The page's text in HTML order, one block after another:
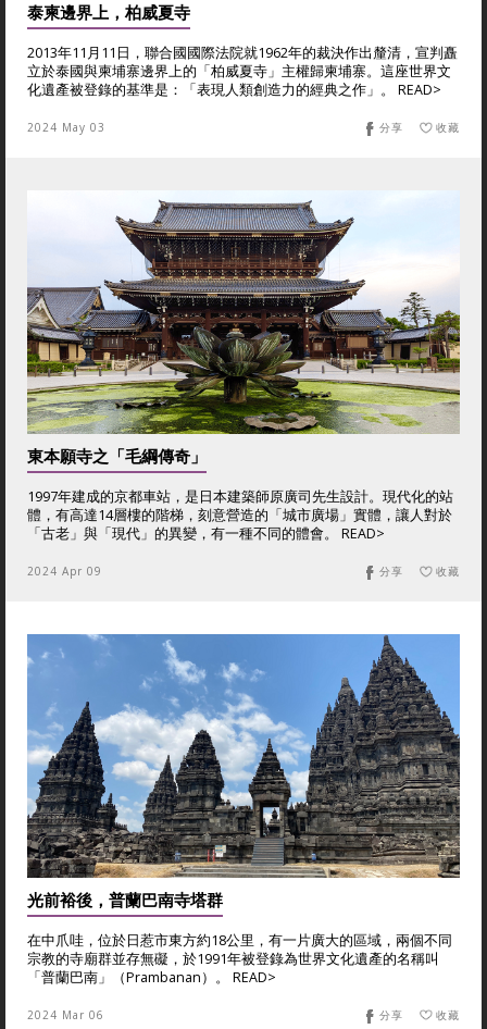
泰柬邊界上，柏威夏寺
2013年11月11日，聯合國國際法院就1962年的裁決作出釐清，宣判矗
立於泰國與柬埔寨邊界上的「柏威夏寺」主權歸柬埔寨。這座世界文
化遺產被登錄的基準是：「表現人類創造力的經典之作」。 READ>
2024 May 03 收藏
分享
東本願寺之「毛綱傳奇」
1997年建成的京都車站，是日本建築師原廣司先生設計。現代化的站
體，有高達14層樓的階梯，刻意營造的「城市廣場」實體，讓人對於
「古老」與「現代」的異變，有一種不同的體會。 READ>
2024 Apr 09 收藏
分享
光前裕後，普蘭巴南寺塔群
在中爪哇，位於日惹市東方約18公里，有一片廣大的區域，兩個不同
宗教的寺廟群並存無礙，於1991年被登錄為世界文化遺產的名稱叫
「普蘭巴南」（Prambanan）。 READ>
2024 Mar 06 收藏
分享